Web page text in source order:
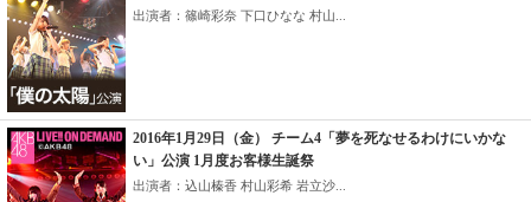
出演者：篠崎彩奈 下口ひなな 村山...
2016年1月29日（金） チーム4「夢を死なせるわけにいかな
い」公演 1月度お客様生誕祭
出演者：込山榛香 村山彩希 岩立沙...